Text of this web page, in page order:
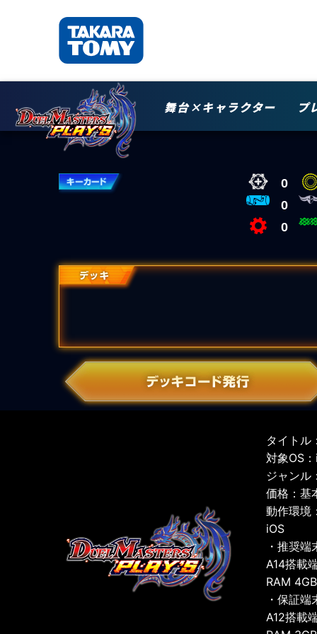
舞台×キャラクター プ
0
0
0
タイトル
対象OS
ジャンル
価格：基
動作環境
iOS
・推奨端
A14搭載
RAM
・保証端
A12搭載